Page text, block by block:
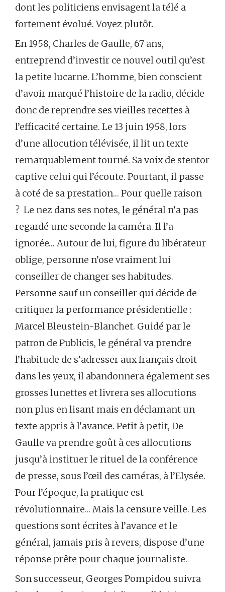
dont les politiciens envisagent la télé a
fortement évolué. Voyez plutôt.
En 1958, Charles de Gaulle, 67 ans,
entreprend d’investir ce nouvel outil qu’est
la petite lucarne. L’homme, bien conscient
d’avoir marqué l’histoire de la radio, décide
donc de reprendre ses vieilles recettes à
l’efficacité certaine. Le 13 juin 1958, lors
d’une allocution télévisée, il lit un texte
remarquablement tourné. Sa voix de stentor
captive celui qui l’écoute. Pourtant, il passe
à coté de sa prestation… Pour quelle raison
? Le nez dans ses notes, le général n’a pas
regardé une seconde la caméra. Il l’a
ignorée… Autour de lui, figure du libérateur
oblige, personne n’ose vraiment lui
conseiller de changer ses habitudes.
Personne sauf un conseiller qui décide de
critiquer la performance présidentielle :
Marcel Bleustein-Blanchet. Guidé par le
patron de Publicis, le général va prendre
l’habitude de s’adresser aux français droit
dans les yeux, il abandonnera également ses
grosses lunettes et livrera ses allocutions
non plus en lisant mais en déclamant un
texte appris à l’avance. Petit à petit, De
Gaulle va prendre goût à ces allocutions
jusqu’à instituer le rituel de la conférence
de presse, sous l’œil des caméras, à l’Elysée.
Pour l’époque, la pratique est
révolutionnaire… Mais la censure veille. Les
questions sont écrites à l’avance et le
général, jamais pris à revers, dispose d’une
réponse prête pour chaque journaliste.
Son successeur, Georges Pompidou suivra